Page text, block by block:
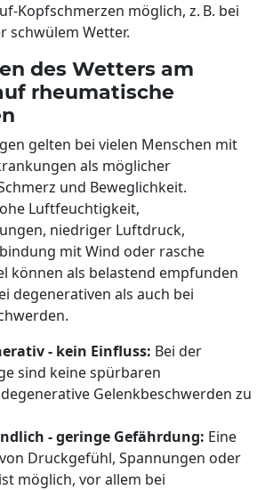
Kopfschmerzen möglich, z. B. bei
schwülem Wetter.
des Wetters am
rheumatische
gelten bei vielen Menschen mit
als möglicher
und Beweglichkeit.
Luftfeuchtigkeit,
niedriger Luftdruck,
mit Wind oder rasche
können als belastend empfunden
degenerativen als auch bei
- kein Einfluss: Bei der
sind keine spürbaren
Gelenkbeschwerden zu
- geringe Gefährdung: Eine
Druckgefühl, Spannungen oder
möglich, vor allem bei